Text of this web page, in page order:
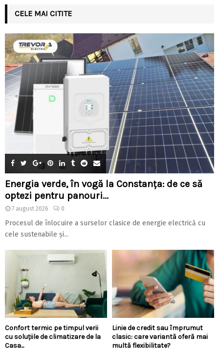
CELE MAI CITITE
Energia verde, în vogă la Constanța: de ce să
optezi pentru panouri...
7 august 2026 0
Procesul de înlocuire a surselor clasice de energie electrică cu
cele sustenabile și...
Confort termic pe timpul verii
cu soluțiile de climatizare de la
Casa...
Linie de credit sau împrumut
clasic: care variantă oferă mai
multă flexibilitate?